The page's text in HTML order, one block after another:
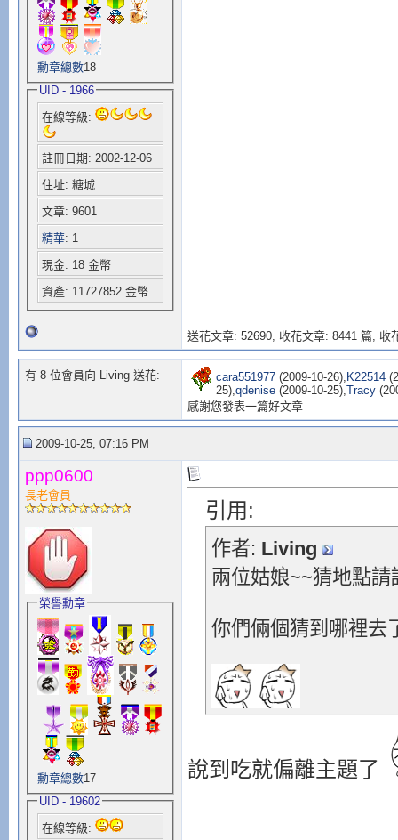
勳章總數18
UID - 1966
在線等級:
註冊日期: 2002-12-06
住址: 糖城
文章: 9601
精華: 1
現金: 18 金幣
資產: 11727852 金幣
送花文章: 52690, 收花文章: 8441 篇, 收
有 8 位會員向 Living 送花: cara551977(2009-10-26), K22514
25),qdenise(2009-10-25),Tracy
感謝您發表一篇好文章
2009-10-25, 07:16 PM
ppp0600
長老會員
榮譽勳章
勳章總數17
UID - 19602
在線等級:
引用:
作者: Living
兩位姑娘~~猜地點請
你們倆個猜到哪裡去
說到吃就偏離主題了